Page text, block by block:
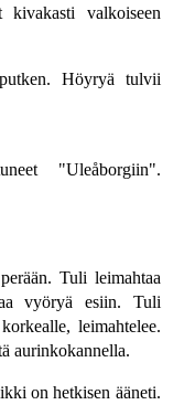
valkoiseen
Höyryä tulvii
"Uleåborgiin".
Tuli leimahtaa
vyöryä esiin. Tuli
leimahtelee.
aurinkokannella.
on hetkisen ääneti.